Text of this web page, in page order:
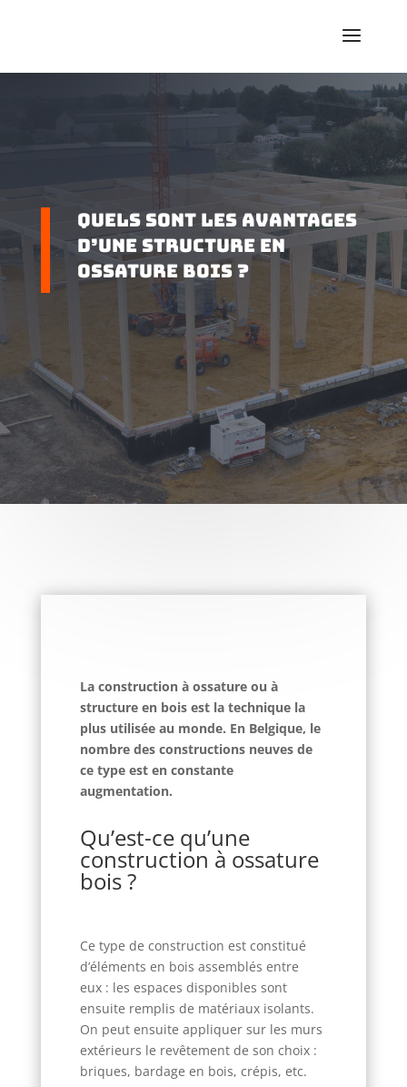
Quels sont les avantages
d’une structure en
ossature bois ?
La construction à ossature ou à
structure en bois est la technique la
plus utilisée au monde. En Belgique, le
nombre des constructions neuves de
ce type est en constante
augmentation.
Qu’est-ce qu’une
construction à ossature
bois ?
Ce type de construction est constitué
d’éléments en bois assemblés entre
eux : les espaces disponibles sont
ensuite remplis de matériaux isolants.
On peut ensuite appliquer sur les murs
extérieurs le revêtement de son choix :
briques, bardage en bois, crépis, etc.